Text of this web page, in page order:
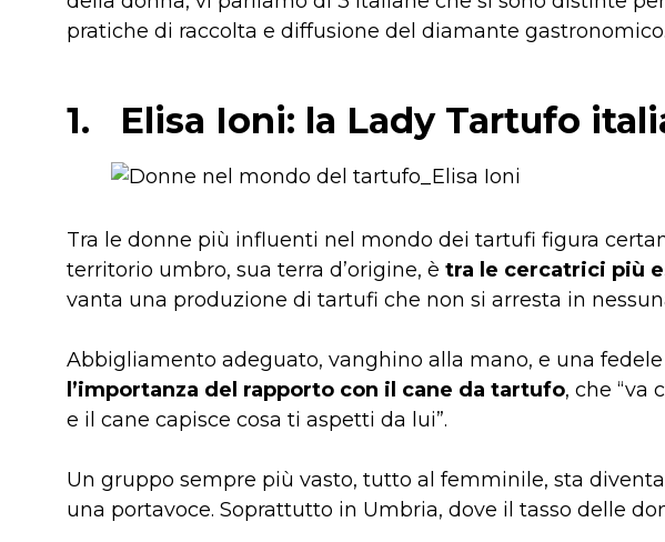
pratiche di raccolta e diffusione del diamante gastronomico.
1. Elisa Ioni: la Lady Tartufo
Tra le donne più influenti nel mondo dei tartufi figura
territorio umbro, sua terra d’origine, è tra le cercatrici più
vanta una produzione di tartufi che non si arresta in
Abbigliamento adeguato, vanghino alla mano, e una
l’importanza del rapporto con il cane da tartufo, che “va
e il cane capisce cosa ti aspetti da lui”.
Un gruppo sempre più vasto, tutto al femminile, sta
una portavoce. Soprattutto in Umbria, dove il tasso delle